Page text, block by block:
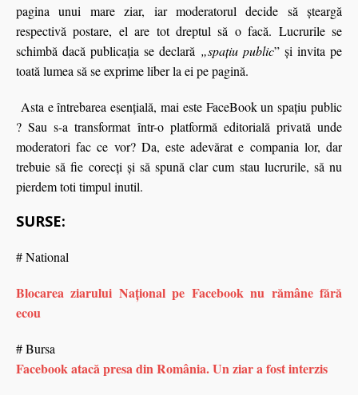
pagina unui mare ziar, iar moderatorul decide să şteargă
respectivă postare, el are tot dreptul să o facă. Lucrurile se
schimbă dacă publicaţia se declară „spaţiu public” şi invita pe
toată lumea să se exprime liber la ei pe pagină.
Asta e întrebarea esenţială, mai este FaceBook un spaţiu public
? Sau s-a transformat într-o platformă editorială privată unde
moderatori fac ce vor? Da, este adevărat e compania lor, dar
trebuie să fie corecţi şi să spună clar cum stau lucrurile, să nu
pierdem toti timpul inutil.
SURSE:
# National
Blocarea ziarului Național pe Facebook nu rămâne fără
ecou
# Bursa
Facebook atacă presa din România. Un ziar a fost interzis